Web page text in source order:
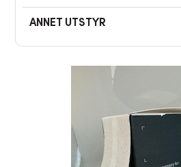
ANNET UTSTYR